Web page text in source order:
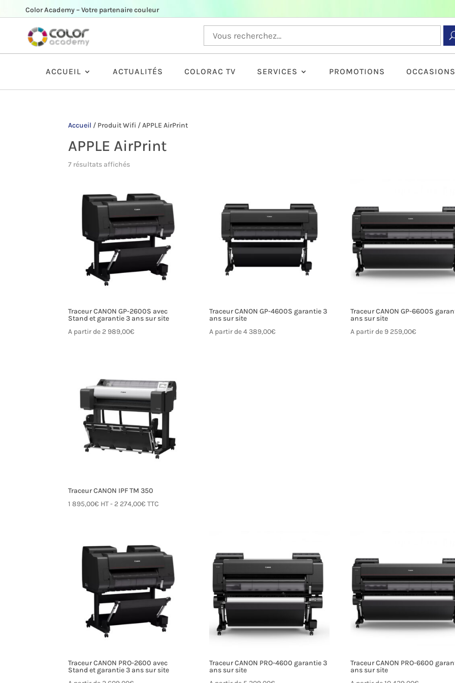
Color Academy – Votre partenaire couleur
ACCUEIL ACTUALITÉS COLORAC TV SERVICES PROMOTIONS OCCASIONS
Accueil / Produit Wifi /APPLE AirPrint
APPLE AirPrint
7 résultats affichés
Traceur CANON GP-2600S avec
Stand et garantie 3 ans sur site
A partir de 2 989,00€
Traceur CANON GP-4600S garantie 3
ans sur site
A partir de4 389,00€
Traceur CANON GP-6600S
ans sur site
A partir de 9 259,00€
Traceur CANON IPF TM 350
1 895,00€ HT - 2 274,00€ TTC
Traceur CANON PRO-2600 avec
Stand et garantie 3 ans sur site
Traceur CANON PRO-4600 garantie 3
ans sur site
Traceur CANON PRO-6600
ans sur site